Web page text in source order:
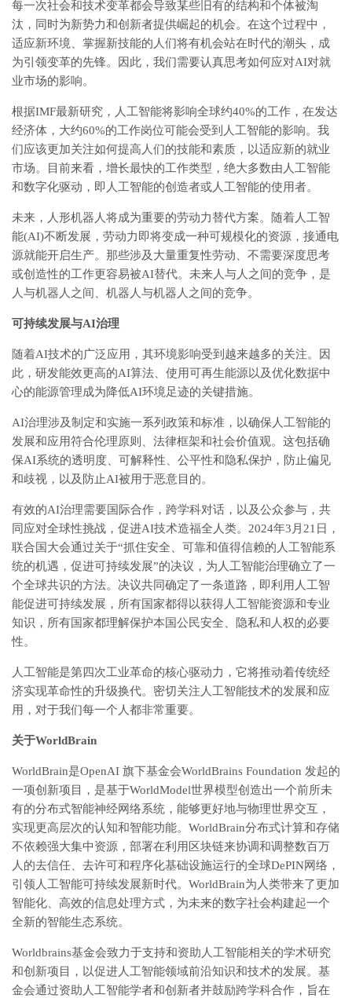
每一次社会和技术变革都会导致某些旧有的结构和个体被淘
汰，同时为新势力和创新者提供崛起的机会。在这个过程中，
适应新环境、掌握新技能的人们将有机会站在时代的潮头，成
为引领变革的先锋。因此，我们需要认真思考如何应对AI对就
业市场的影响。
根据IMF最新研究，人工智能将影响全球约40%的工作，在发达
经济体，大约60%的工作岗位可能会受到人工智能的影响。我
们应该更加关注如何提高人们的技能和素质，以适应新的就业
市场。目前来看，增长最快的工作类型，绝大多数由人工智能
和数字化驱动，即人工智能的创造者或人工智能的使用者。
未来，人形机器人将成为重要的劳动力替代方案。随着人工智
能(AI)不断发展，劳动力即将变成一种可规模化的资源，接通电
源就能开启生产。那些涉及大量重复性劳动、不需要深度思考
或创造性的工作更容易被AI替代。未来人与人之间的竞争，是
人与机器人之间、机器人与机器人之间的竞争。
可持续发展与AI治理
随着AI技术的广泛应用，其环境影响受到越来越多的关注。因
此，研发能效更高的AI算法、使用可再生能源以及优化数据中
心的能源管理成为降低AI环境足迹的关键措施。
AI治理涉及制定和实施一系列政策和标准，以确保人工智能的
发展和应用符合伦理原则、法律框架和社会价值观。这包括确
保AI系统的透明度、可解释性、公平性和隐私保护，防止偏见
和歧视，以及防止AI被用于恶意目的。
有效的AI治理需要国际合作，跨学科对话，以及公众参与，共
同应对全球性挑战，促进AI技术造福全人类。2024年3月21日，
联合国大会通过关于“抓住安全、可靠和值得信赖的人工智能系
统的机遇，促进可持续发展”的决议，为人工智能治理确立了一
个全球共识的方法。决议共同确定了一条道路，即利用人工智
能促进可持续发展，所有国家都得以获得人工智能资源和专业
知识，所有国家都理解保护本国公民安全、隐私和人权的必要
性。
人工智能是第四次工业革命的核心驱动力，它将推动着传统经
济实现革命性的升级换代。密切关注人工智能技术的发展和应
用，对于我们每一个人都非常重要。
关于WorldBrain
WorldBrain是OpenAI 旗下基金会WorldBrains Foundation 发起的
一项创新项目，是基于WorldModel世界模型创造出一个前所未
有的分布式智能神经网络系统，能够更好地与物理世界交互，
实现更高层次的认知和智能功能。WorldBrain分布式计算和存储
不依赖强大集中资源，部署在利用区块链来协调和调整数百万
人的去信任、去许可和程序化基础设施运行的全球DePIN网络，
引领人工智能可持续发展新时代。WorldBrain为人类带来了更加
智能化、高效的信息处理方式，为未来的数字社会构建起一个
全新的智能生态系统。
Worldbrains基金会致力于支持和资助人工智能相关的学术研究
和创新项目，以促进人工智能领域前沿知识和技术的发展。基
金会通过资助人工智能学者和创新者并鼓励跨学科合作，旨在